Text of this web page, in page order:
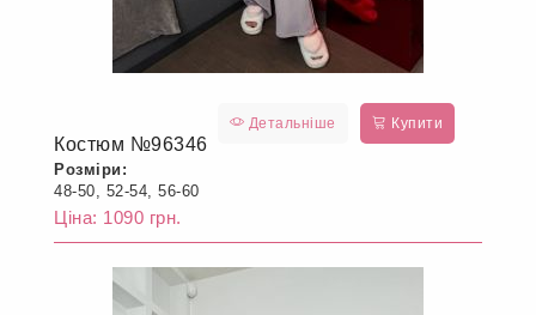
Детальніше Купити
Костюм №96346
Розміри:
48-50, 52-54, 56-60
Ціна: 1090 грн.